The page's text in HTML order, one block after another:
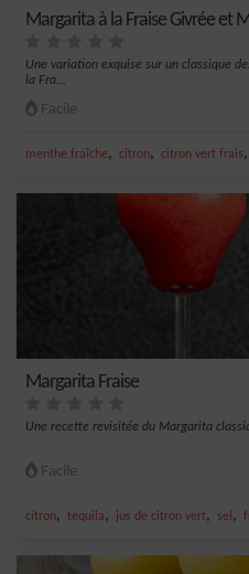
Margarita à la Fraise Givrée et
Une variation exquise sur un classique
la Fra...
Facile
menthe fraîche, citron, citron vert frais,
Margarita Fraise
Une recette revisitée du Margarita
Facile
citron, tequila, jus de citron vert, sel ,